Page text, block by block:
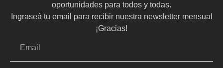
oportunidades para todos y todas.
Ingraseá tu email para recibir nuestra newsletter mensual
¡Gracias!